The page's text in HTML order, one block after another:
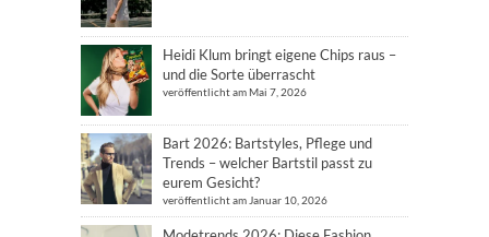
Heidi Klum bringt eigene Chips raus –
und die Sorte überrascht
veröffentlicht am Mai 7, 2026
Bart 2026: Bartstyles, Pflege und
Trends – welcher Bartstil passt zu
eurem Gesicht?
veröffentlicht am Januar 10, 2026